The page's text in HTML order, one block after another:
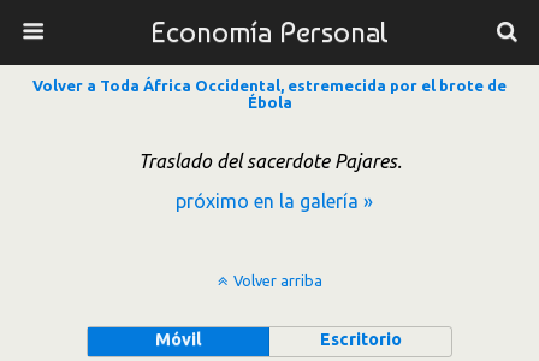
Economía Personal
Volver a Toda África Occidental, estremecida por el brote de
Ébola
Traslado del sacerdote Pajares.
próximo en la galería »
Volver arriba
Móvil Escritorio